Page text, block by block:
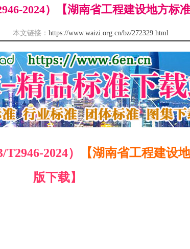
2024）【湖南省工程建设地方标
本文链接：https://www.waizi.org.cn/bz/272329.html
2024） 【湖南省工程建设
版下载】